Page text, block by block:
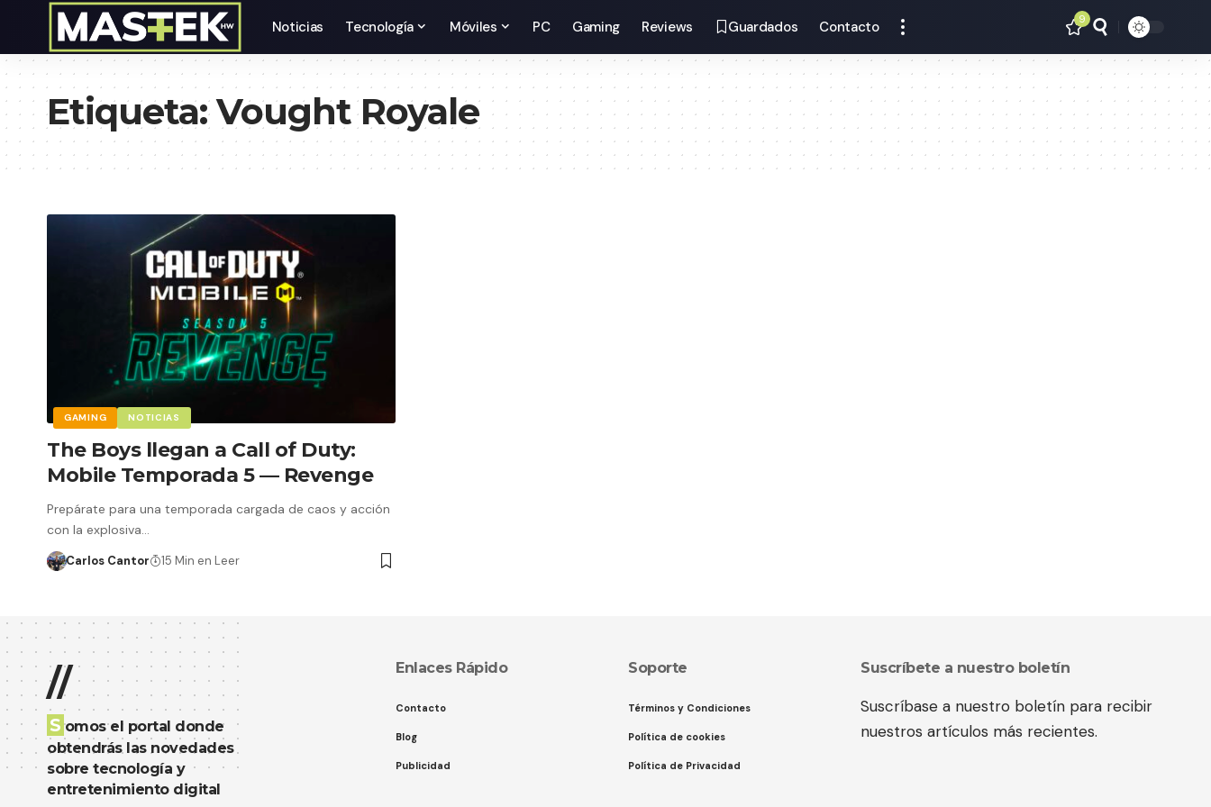
Noticias Tecnología Móviles PC Gaming Reviews Guardados Contacto 9
Etiqueta:Vought Royale
GAMING NOTICIAS
The Boys llegan a Call of Duty:
Mobile Temporada 5 — Revenge
Prepárate para una temporada cargada de caos y acción
con la explosiva…
Carlos Cantor 15 Min en Leer
//
S omos el portal donde
obtendrás las novedades
sobre tecnología y
entretenimiento digital
Enlaces Rápido
Contacto
Blog
Publicidad
Soporte
Términos y Condiciones
Política de cookies
Política de Privacidad
Suscríbete a nuestro boletín
Suscríbase a nuestro boletín para recibir
nuestros artículos más recientes.